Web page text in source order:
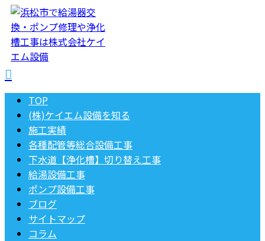
TOP
(株)ケイエム設備を知る
施工実績
各種配管等総合設備工事
下水道【浄化槽】切り替え工事
給湯設備工事
ポンプ設備工事
ブログ
サイトマップ
コラム